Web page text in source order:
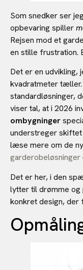
Som snedker ser
opbevaring spiller
Rejsen mod et
en stille frustration.
Det er en
kvadratmeter
standardløsninger,
viser tal, at i 2026
ombygninger
understreger
læse mere om de
garderobeløsninger
Det er her, i den
lytter til drømme
konkret design, der